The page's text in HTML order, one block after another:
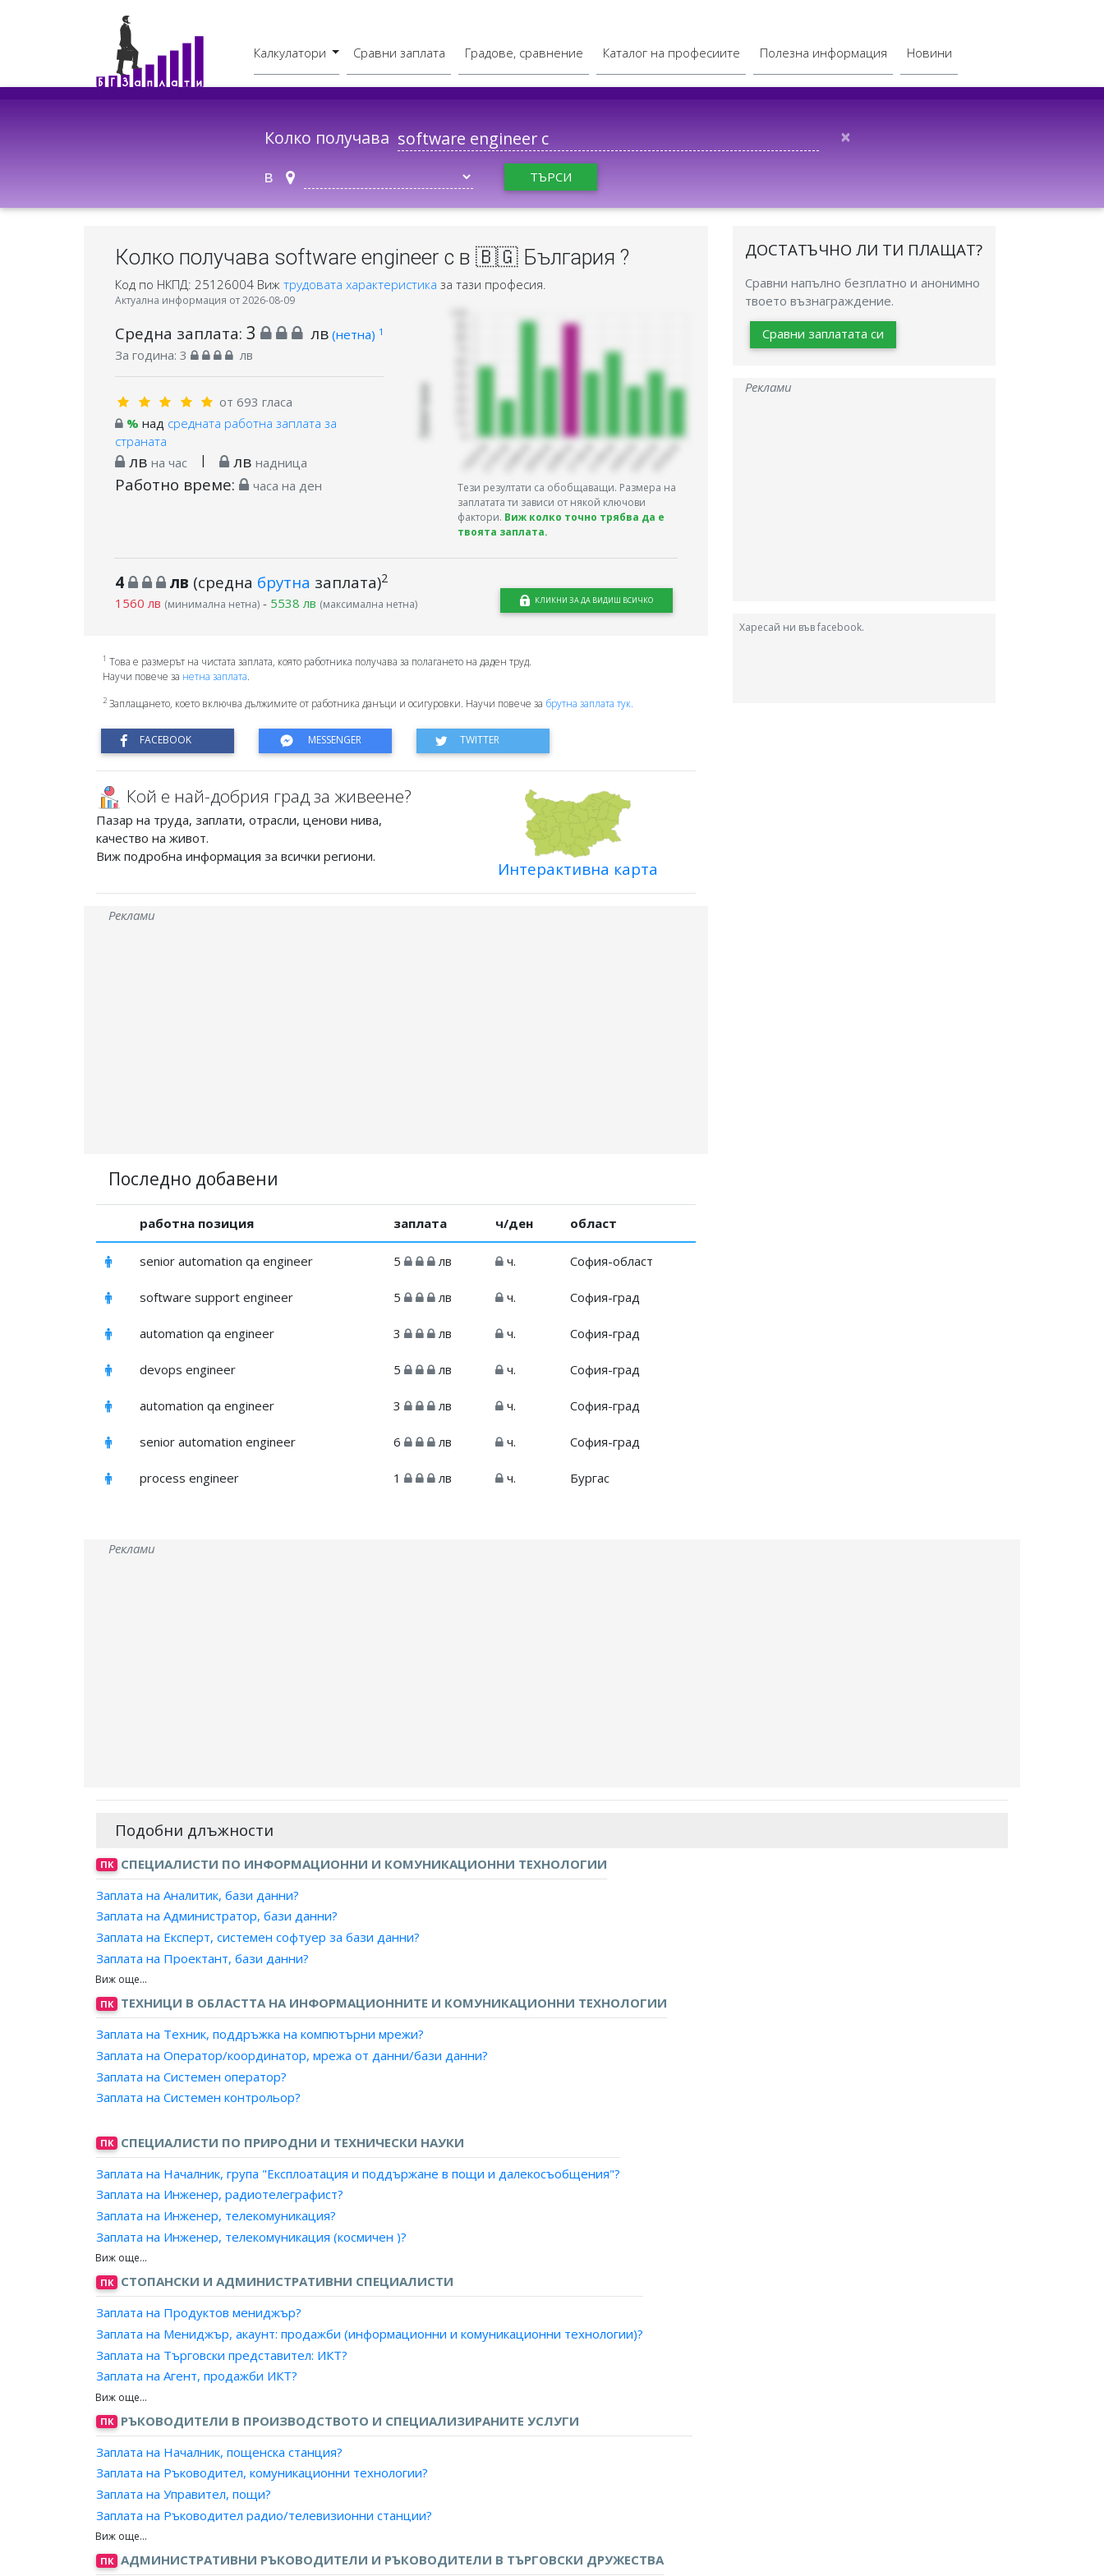
Калкулатори Сравни заплата Градове, сравнение Каталог на професиите Полезна информация Новини
Колко получава ×
в ТЪРСИ
Колко получава software engineer c в 🇧🇬 България ?
Код по НКПД: 25126004Виж трудовата характеристика за тази професия.
Актуална информация от 2026-08-09
Средна заплата: 3 лв (нетна) 1
За година: 3 лв
от 693 гласа
% над средната работна заплата за
страната
лв на час | лв надница
Работно време: часа на ден
Тези резултати са обобщаващи. Размера на
заплатата ти зависи от някой ключови
фактори. Виж колко точно трябва да е
твоята заплата.
4 лв (средна брутна заплата)2
1560 лв (минимална нетна)- 5538 лв (максимална нетна) КЛИКНИ ЗА ДА ВИДИШ ВСИЧКО
1 Това е размерът на чистата заплата, която работника получава за полагането на даден труд.
Научи повече за нетна заплата.
2Заплащането, което включва дължимите от работника данъци и осигуровки. Научи повече за брутна заплата тук.
Кой е най-добрия град за живеене?
Пазар на труда, заплати, отрасли, ценови нива,
качество на живот.
Виж подробна информация за всички региони.
Интерактивна карта
Реклами
Последно добавени
работна позиция заплата ч/ден област
senior automation qa engineer 5 лв ч. София-област
software support engineer 5 лв ч. София-град
automation qa engineer 3 лв ч. София-град
devops engineer 5 лв ч. София-град
automation qa engineer 3 лв ч. София-град
senior automation engineer 6 лв ч. София-град
process engineer 1 лв ч. Бургас
ДОСТАТЪЧНО ЛИ ТИ ПЛАЩАТ?
Сравни напълно безплатно и анонимно
твоето възнаграждение.
Сравни заплатата си
Реклами
Харесай ни във facebook.
Реклами
Подобни длъжности
ПК СПЕЦИАЛИСТИ ПО ИНФОРМАЦИОННИ И КОМУНИКАЦИОННИ ТЕХНОЛОГИИ
Заплата на Аналитик, бази данни?
Заплата на Администратор, бази данни?
Заплата на Експерт, системен софтуер за бази данни?
Заплата на Проектант, бази данни?
Заплата на Програмист, бази данни?
ПК ТЕХНИЦИ В ОБЛАСТТА НА ИНФОРМАЦИОННИТЕ И КОМУНИКАЦИОННИ ТЕХНОЛОГИИ
Заплата на Техник, поддръжка на компютърни мрежи?
Заплата на Оператор/координатор, мрежа от данни/бази данни?
Заплата на Системен оператор?
Заплата на Системен контрольор?
ПК СПЕЦИАЛИСТИ ПО ПРИРОДНИ И ТЕХНИЧЕСКИ НАУКИ
Заплата на Началник, група "Експлоатация и поддържане в пощи и далекосъобщения"?
Заплата на Инженер, радиотелеграфист?
Заплата на Инженер, телекомуникация?
Заплата на Инженер, телекомуникация (космичен )?
Заплата на Инженер, телекомуникация (радарни системи )?
Заплата на Инженер, телекомуникация (радио)?
Заплата на Инженер, телекомуникация (сигнални системи)?
Заплата на Инженер, телекомуникация (телевизия )?
Заплата на Инженер, телекомуникация (телеграф)?
Заплата на Инженер, телекомуникация (телефон)?
Заплата на Инженер, ръководител екип/радио и телевизия?
Заплата на Инженер, АРС на подвижен състав, метрополитен?
Заплата на Експерт, телекомуникации и мрежи за данни?
Заплата на Експерт, комуникации?
Заплата на Специалист, телекомуникации и мрежи за данни?
Заплата на Специалист, маршрутизаторно оборудване?
ПК СТОПАНСКИ И АДМИНИСТРАТИВНИ СПЕЦИАЛИСТИ
Заплата на Продуктов мениджър?
Заплата на Мениджър, акаунт: продажби (информационни и комуникационни технологии)?
Заплата на Търговски представител: ИКТ?
Заплата на Агент, продажби ИКТ?
Заплата на Консултант, продажби ИКТ?
ПК РЪКОВОДИТЕЛИ В ПРОИЗВОДСТВОТО И СПЕЦИАЛИЗИРАНИТЕ УСЛУГИ
Заплата на Началник, пощенска станция?
Заплата на Ръководител, комуникационни технологии?
Заплата на Управител, пощи?
Заплата на Ръководител радио/телевизионни станции?
Заплата на Ръководител, сектор/студиен комплекс - радио и телевизия?
Заплата на Главен редактор, радио/телевизия?
ПК АДМИНИСТРАТИВНИ РЪКОВОДИТЕЛИ И РЪКОВОДИТЕЛИ В ТЪРГОВСКИ ДРУЖЕСТВА